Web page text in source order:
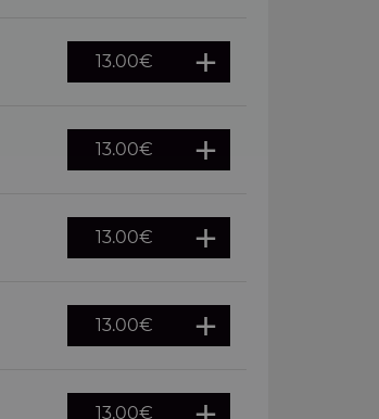
13.00€
13.00€
13.00€
13.00€
13.00€